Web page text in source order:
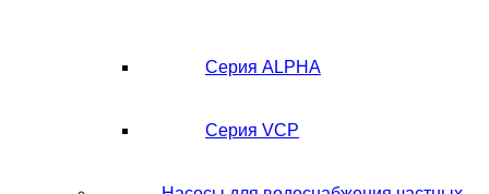
Серия ALPHA
Серия VCP